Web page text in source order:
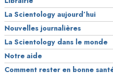
La Scientology aujourd’hui
Nouvelles journalières
La Scientology dans le monde
Notre aide
Comment rester en bonne